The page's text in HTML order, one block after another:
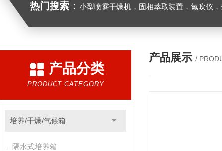
热门搜索： 小型喷雾干燥机，固相萃取装置，氮吹仪，光化学反应仪，低温恒温槽，超声波细胞
产品分类
PRODUCT CATEGORY
培养/干燥/气候箱
隔水式培养箱
产品展示 /